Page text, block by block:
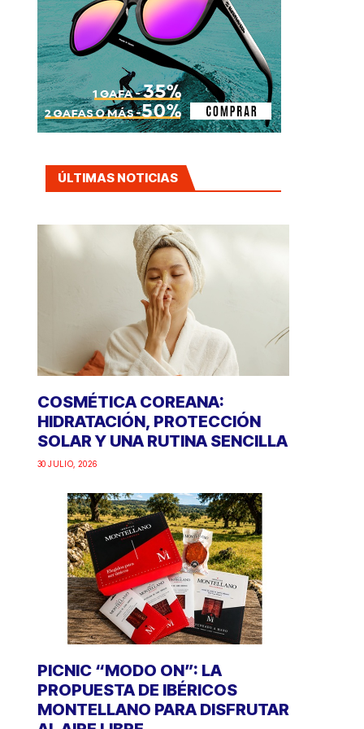
ÚLTIMAS NOTICIAS
COSMÉTICA COREANA:
HIDRATACIÓN, PROTECCIÓN
SOLAR Y UNA RUTINA SENCILLA
30 JULIO, 2026
PICNIC “MODO ON”: LA
PROPUESTA DE IBÉRICOS
MONTELLANO PARA DISFRUTAR